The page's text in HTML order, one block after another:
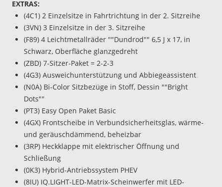
EXTRAS:
(4C1) 2 Einzelsitze in Fahrtrichtung in der 2. Sitzreihe
(3VN) 3 Einzelsitze in der 3. Sitzreihe
(F89) 4 Leichtmetallräder ""Dundrod"" 6,5 J x 17, in
Schwarz, Oberfläche glanzgedreht
(ZBD) 7-Sitzer-Paket = 2-2-3
(4G3) Ausweichunterstützung und Abbiegeassistent
(N0A) Bi-Color Sitzbezüge in Stoff, Dessin ""Bright
Dots""
(PT3) Easy Open Paket Basic
(4GX) Frontscheibe in Verbundsicherheitsglas, wärme-
und geräuschdämmend, beheizbar
(3RP) Heckklappe mit elektrischer Öffnung und
Schließung
(0K3) Hybrid-Antriebssystem PHEV
(8IU) IQ.LIGHT-LED-Matrix-Scheinwerfer mit LED-